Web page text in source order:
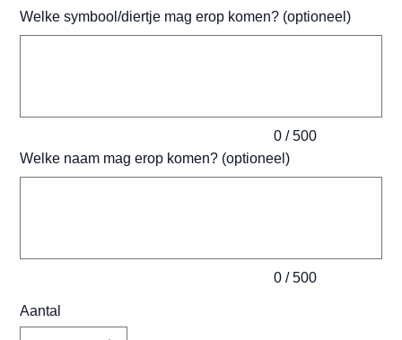
Welke symbool/diertje mag erop komen? (optioneel)
0 / 500
Welke naam mag erop komen? (optioneel)
0 / 500
Aantal